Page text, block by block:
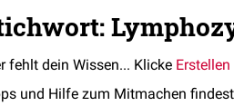
fehlt dein Wissen... Klicke Erstellen
und Hilfe zum Mitmachen